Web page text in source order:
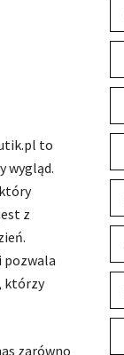
to
wygląd.
z
pozwala
którzy
zarówno